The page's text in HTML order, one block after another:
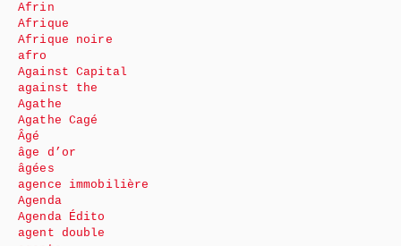
Afrin
Afrique
Afrique noire
afro
Against Capital
against the
Agathe
Agathe Cagé
Âgé
âge d’or
âgées
agence immobilière
Agenda
Agenda Édito
agent double